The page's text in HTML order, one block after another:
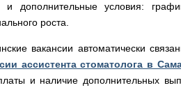
и дополнительные условия:
роста.
вакансии автоматически
ассистента стоматолога в
и наличие дополнительных